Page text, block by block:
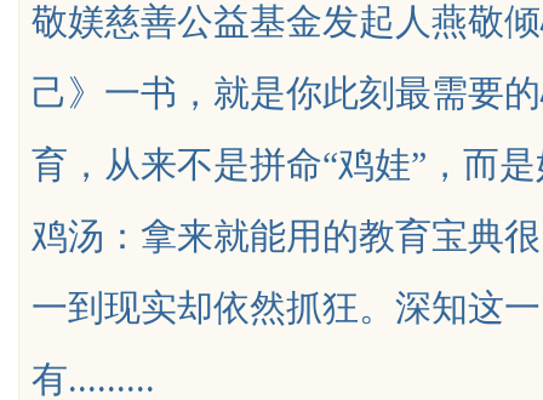
uz
敬媄慈善公益基金发起人燕敬
己》一书，就是你此刻最需要
育，从来不是拼命“鸡娃”，而
鸡汤：拿来就能用的教育宝典
一到现实却依然抓狂。深知这
有.........
的气质加分项